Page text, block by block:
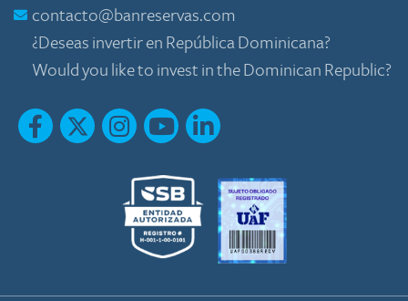
contacto@banreservas.com
¿Deseas invertir en República Dominicana?
Would you like to invest in the Dominican Republic?